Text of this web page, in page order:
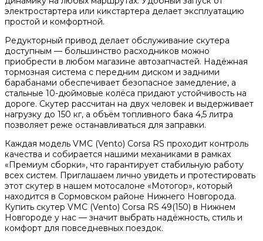
электростартера или кикстартера делает эксплуатацию
простой и комфортной.
Редукторный привод делает обслуживание скутера
доступным — большинство расходников можно
приобрести в любом магазине автозапчастей. Надёжная
тормозная система с передним диском и задними
барабанами обеспечивает безопасное замедление, а
стальные 10-дюймовые колёса придают устойчивость на
дороге. Скутер рассчитан на двух человек и выдерживает
нагрузку до 150 кг, а объём топливного бака 4,5 литра
позволяет реже останавливаться для заправки.
Каждая модель VMC (Vento) Corsa RS проходит контроль
качества и собирается нашими механиками в рамках
«Премиум сборки», что гарантирует стабильную работу
всех систем. Приглашаем лично увидеть и протестировать
этот скутер в нашем мотосалоне «Мотогор», который
находится в Сормовском районе Нижнего Новгорода.
Купить скутер VMC (Vento) Corsa RS 49(150) в Нижнем
Новгороде у нас — значит выбрать надёжность, стиль и
комфорт для повседневных поездок.